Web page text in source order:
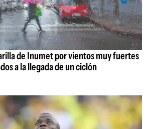
de Inumet por vientos muy fuertes
a la llegada de un ciclón